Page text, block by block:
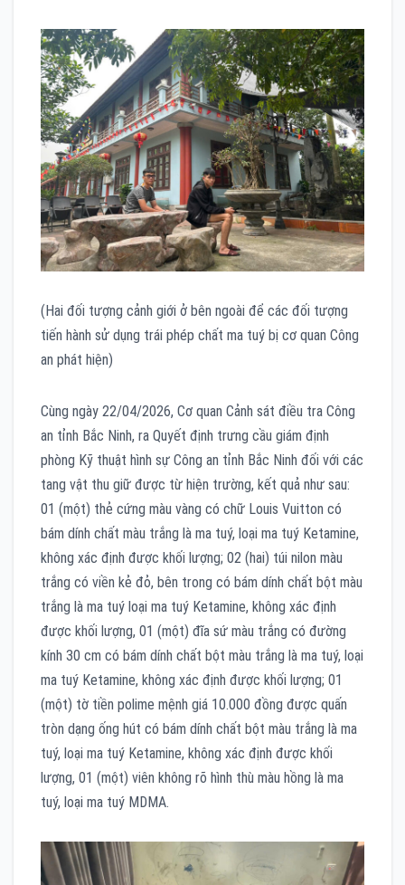
(Hai đối tượng cảnh giới ở bên ngoài để các đối tượng
tiến hành sử dụng trái phép chất ma tuý bị cơ quan Công
an phát hiện)
Cùng ngày 22/04/2026, Cơ quan Cảnh sát điều tra Công
an tỉnh Bắc Ninh, ra Quyết định trưng cầu giám định
phòng Kỹ thuật hình sự Công an tỉnh Bắc Ninh đối với các
tang vật thu giữ được từ hiện trường, kết quả như sau:
01 (một) thẻ cứng màu vàng có chữ Louis Vuitton có
bám dính chất màu trắng là ma tuý, loại ma tuý Ketamine,
không xác định được khối lượng; 02 (hai) túi nilon màu
trắng có viền kẻ đỏ, bên trong có bám dính chất bột màu
trắng là ma tuý loại ma tuý Ketamine, không xác định
được khối lượng, 01 (một) đĩa sứ màu trắng có đường
kính 30 cm có bám dính chất bột màu trắng là ma tuý, loại
ma tuý Ketamine, không xác định được khối lượng; 01
(một) tờ tiền polime mệnh giá 10.000 đồng được quấn
tròn dạng ống hút có bám dính chất bột màu trắng là ma
tuý, loại ma tuý Ketamine, không xác định được khối
lượng, 01 (một) viên không rõ hình thù màu hồng là ma
tuý, loại ma tuý MDMA.